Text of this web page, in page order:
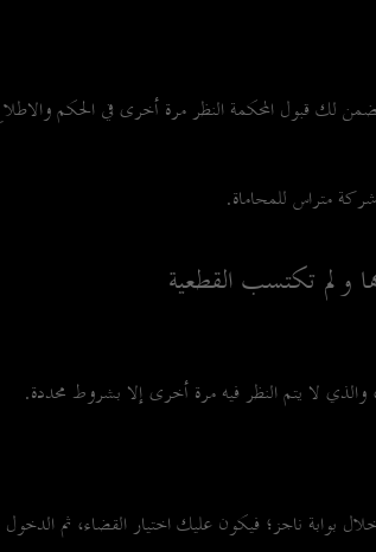
لك قبول المحكمة النظر مرة أخرى في الحكم
متراس للمحاماة.
ولم تكتسب القطعية
لا يتم النظر فيه مرة أخرى إلا بشروط محددة.
ناجز؛ فيكون عليك اختيار القضاء، ثم الدخول